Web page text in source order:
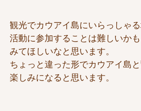
観光でカウアイ島にいらっしゃ
活動に参加することは難しいか
みてほしいなと思います。
ちょっと違った形でカウアイ島
楽しみになると思います。